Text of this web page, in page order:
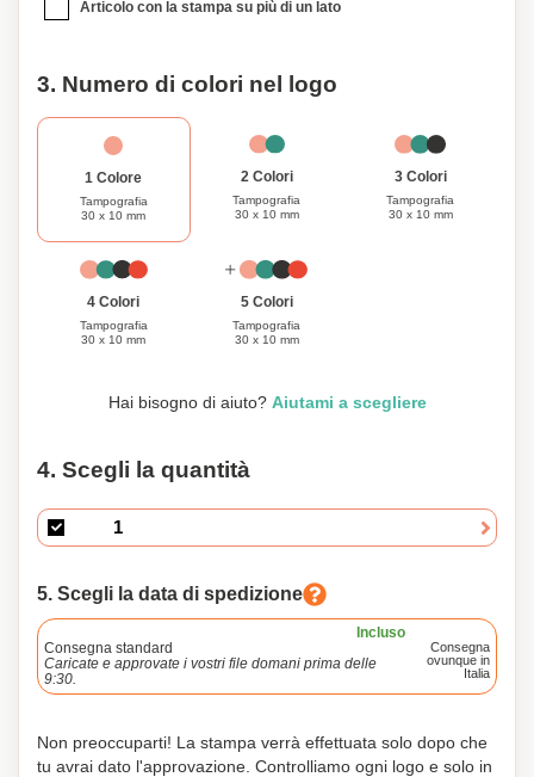
Articolo con la stampa su più di un lato
3. Numero di colori nel logo
1 Colore
Tampografia
30 x 10 mm
2 Colori
Tampografia
30 x 10 mm
3 Colori
Tampografia
30 x 10 mm
4 Colori
Tampografia
30 x 10 mm
5 Colori
Tampografia
30 x 10 mm
Hai bisogno di aiuto? Aiutami a scegliere
4. Scegli la quantità
5. Scegli la data di spedizione
Incluso
Consegna standard
Caricate e approvate i vostri file domani prima delle
9:30.
Consegna
ovunque in
Italia
Non preoccuparti! La stampa verrà effettuata solo dopo che
tu avrai dato l'approvazione. Controlliamo ogni logo e solo in